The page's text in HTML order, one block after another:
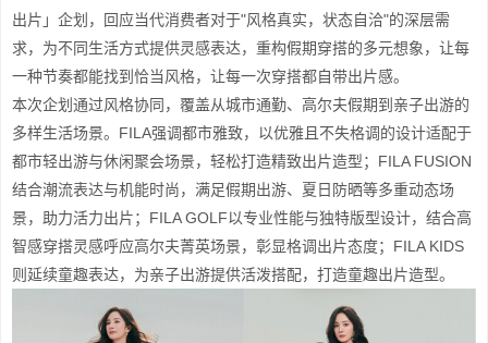
出片」企划，回应当代消费者对于"风格真实，状态自洽"的深层需
求，为不同生活方式提供灵感表达，重构假期穿搭的多元想象，让每
一种节奏都能找到恰当风格，让每一次穿搭都自带出片感。
本次企划通过风格协同，覆盖从城市通勤、高尔夫假期到亲子出游的
多样生活场景。FILA强调都市雅致，以优雅且不失格调的设计适配于
都市轻出游与休闲聚会场景，轻松打造精致出片造型；FILA FUSION
结合潮流表达与机能时尚，满足假期出游、夏日防晒等多重动态场
景，助力活力出片；FILA GOLF以专业性能与独特版型设计，结合高
智感穿搭灵感呼应高尔夫菁英场景，彰显格调出片态度；FILA KIDS
则延续童趣表达，为亲子出游提供活泼搭配，打造童趣出片造型。